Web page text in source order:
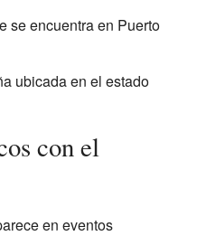
se encuentra en Puerto
ubicada en el estado
con el
en eventos